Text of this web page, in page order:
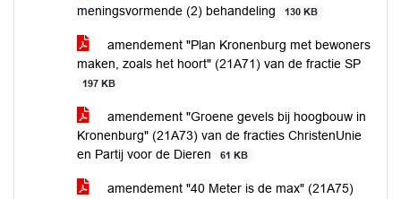
meningsvormende (2) behandeling
130 KB
amendement "Plan Kronenburg met bewoners
maken, zoals het hoort" (21A71) van de fractie SP
197 KB
amendement "Groene gevels bij hoogbouw in
Kronenburg" (21A73) van de fracties ChristenUnie
en Partij voor de Dieren
61 KB
amendement "40 Meter is de max" (21A75)